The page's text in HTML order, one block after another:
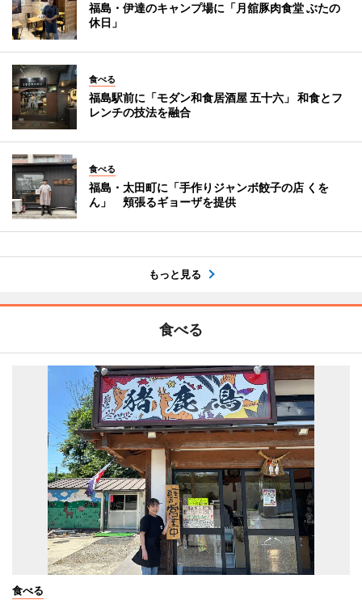
福島・伊達のキャンプ場に「月舘豚肉食堂 ぶたの
休日」
食べる
福島駅前に「モダン和食居酒屋 五十六」 和食とフ
レンチの技法を融合
食べる
福島・太田町に「手作りジャンボ餃子の店 くを
ん」 頬張るギョーザを提供
もっと見る
食べる
食べる